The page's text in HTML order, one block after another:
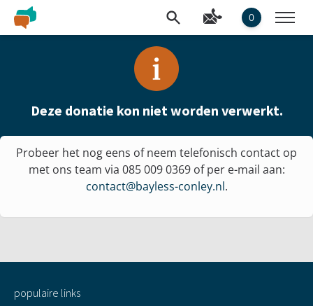
0
Deze donatie kon niet worden verwerkt.
Probeer het nog eens of neem telefonisch contact op
met ons team via 085 009 0369 of per e-mail aan:
contact@bayless-conley.nl.
populaire links